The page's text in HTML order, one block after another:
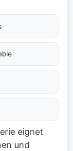
eignet
und